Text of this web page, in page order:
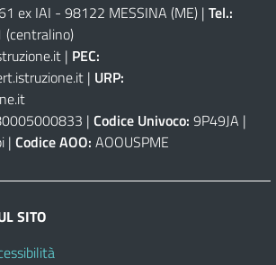
ex IAI - 98122 MESSINA (ME) | Tel.:
(centralino)
| PEC:
| URP:
| Codice Univoco: 9P49JA |
| Codice AOO: AOOUSPME
SITO